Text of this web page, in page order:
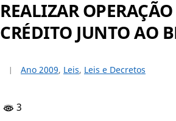
REALIZAR
CRÉDITO JUNTO AO
Ano 2009, Leis, Leis e Decretos
3